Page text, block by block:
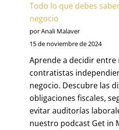
Todo lo que debes
negocio
por Anali Malaver
15 de noviembre de 2024
Aprende a decidir entre
contratistas
negocio. Descubre las
obligaciones fiscales,
evitar auditorías
nuestro podcast Get in